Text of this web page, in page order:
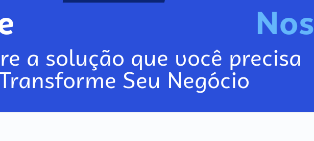
Nos
a solução que você precisa
Seu Negócio